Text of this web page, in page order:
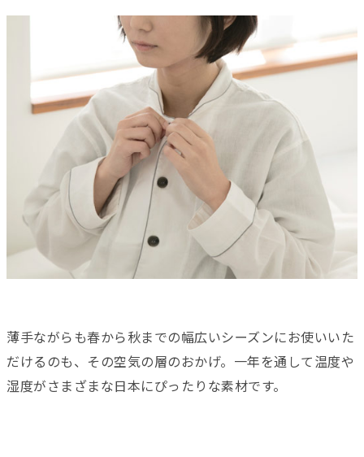
薄手ながらも春から秋までの幅広いシーズンにお使いいた
だけるのも、その空気の層のおかげ。一年を通して温度や
湿度がさまざまな日本にぴったりな素材です。